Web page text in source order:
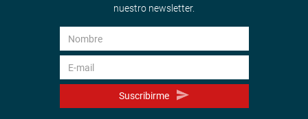
nuestro newsletter.
Suscribirme